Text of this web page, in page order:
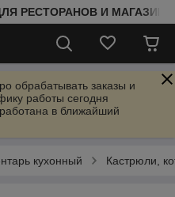
РЕСТОРАНОВ И
обрабатывать заказы и
работы сегодня
в ближайший
кухонный Кастрюли,